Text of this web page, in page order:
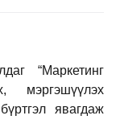
“Маркетинг
мэргэшүүлэх
явагдаж